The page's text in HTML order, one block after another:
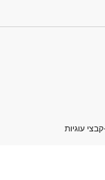
קבצי עוגיות